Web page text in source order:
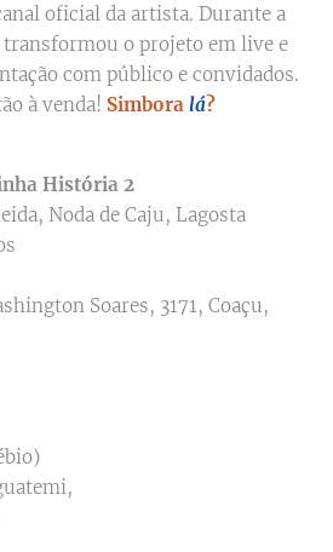
oficial da artista. Durante a
transformou o projeto em live e
com público e convidados.
à venda! Simbora lá?
História 2
Noda de Caju, Lagosta
Soares, 3171, Coaçu,